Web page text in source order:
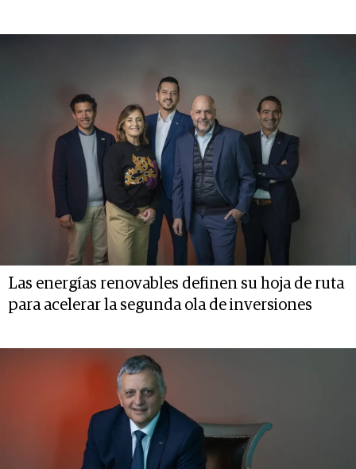
Las energías renovables definen su hoja de ruta
para acelerar la segunda ola de inversiones